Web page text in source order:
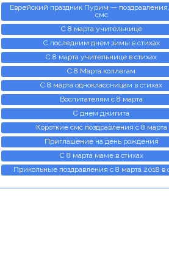
Еврейский праздник Пурим —
смс
С 8 марта учительнице
С последним днем зимы в стихах
С 8 марта учительнице в стихах
С 8 Марта коллегам
С 8 марта одноклассницам в стихах
Воспитателям с 8 марта
С днем джигита
Короткие смс поздравления с 8 марта
Приглашение на день рождения
С 8 марта маме в стихах
Прикольные поздравления с 8 марта 2018 в